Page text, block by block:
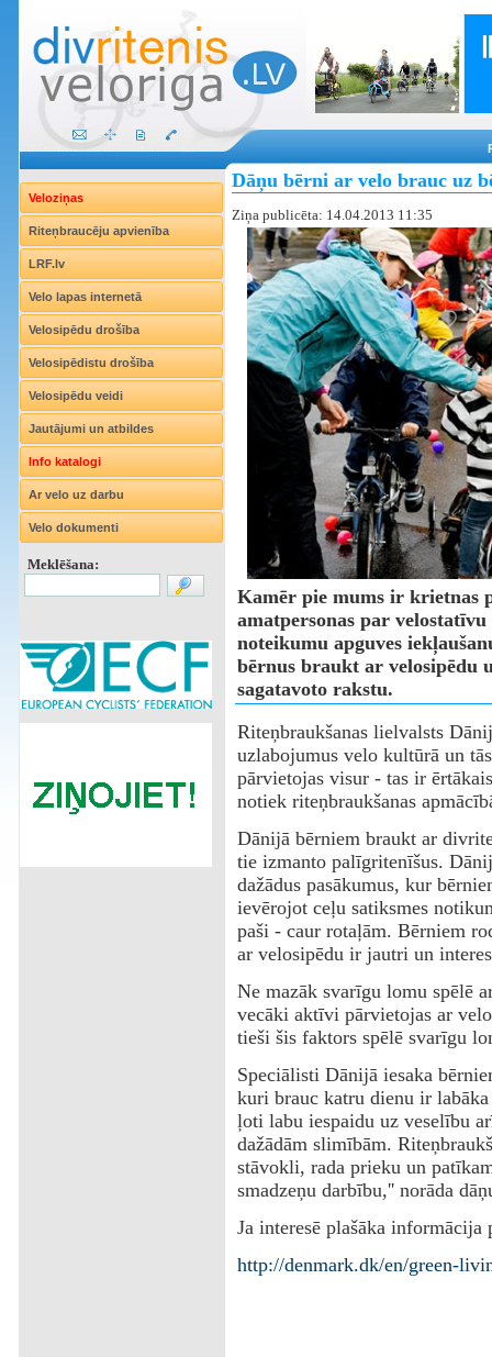
Veloziņas
Riteņbraucēju apvienība
LRF.lv
Velo lapas internetā
Velosipēdu drošība
Velosipēdistu drošība
Velosipēdu veidi
Jautājumi un atbildes
Info katalogi
Ar velo uz darbu
Velo dokumenti
Meklēšana:
Dāņu bērni ar velo brauc uz
Ziņa publicēta: 14.04.2013 11:35
Kamēr pie mums ir krietnas
amatpersonas par
noteikumu apguves
bērnus braukt ar velosipēdu
sagatavoto rakstu.
Riteņbraukšanas lielvalsts
uzlabojumus velo kultūrā un
pārvietojas visur - tas ir
notiek riteņbraukšanas
Dānijā bērniem braukt ar
tie izmanto palīgritenīšus.
dažādus pasākumus, kur
ievērojot ceļu satiksmes
paši - caur rotaļām. Bērniem
ar velosipēdu ir jautri un
Ne mazāk svarīgu lomu spēlē
vecāki aktīvi pārvietojas ar
tieši šis faktors spēlē svarīgu
Speciālisti Dānijā iesaka
kuri brauc katru dienu ir
ļoti labu iespaidu uz veselību
dažādām slimībām.
stāvokli, rada prieku un
smadzeņu darbību,'' norāda
Ja interesē plašāka informācija
http://denmark.dk/en/green-